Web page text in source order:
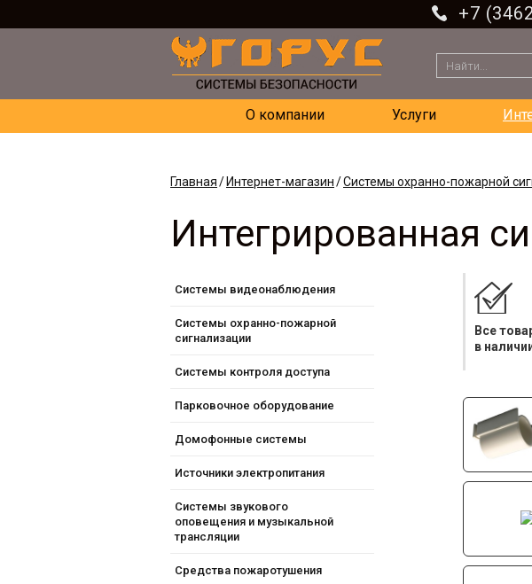
+7
О компании Услуги
Главная Интернет-магазин Системы охранно-пожарной
Интегрированная
Системы видеонаблюдения
Системы охранно-пожарной
сигнализации
Системы контроля доступа
Парковочное оборудование
Домофонные системы
Источники электропитания
Системы звукового
оповещения и музыкальной
трансляции
Средства пожаротушения
Все
в